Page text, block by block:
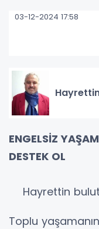
03-12-2024 17:58
ENGELSİZ
DESTEK OL
Hayrettin bulut
Toplu